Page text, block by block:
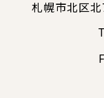
札幌市北区